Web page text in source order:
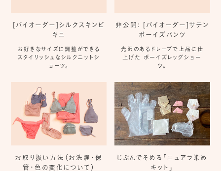
[バイオーダー]シルクスキンビ
キニ
お好きなサイズに調整ができる
スタイリッシュなシルクニットシ
ョーツ。
非公開: [バイオーダー]サテン
ボーイズパンツ
光沢のあるドレープで上品に仕
上げた ボーイズレッグショー
ツ。
お取り扱い方法（お洗濯・保
管・色の変化について）
じぶんでそめる「ニュアラ染め
キット」